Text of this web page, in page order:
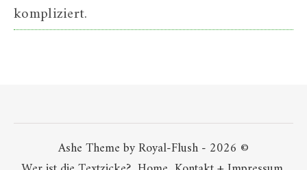
kompliziert.
Ashe Theme by Royal-Flush - 2026 ©